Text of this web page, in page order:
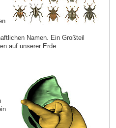
Namen. Ein Großteil
auf unserer Erde...